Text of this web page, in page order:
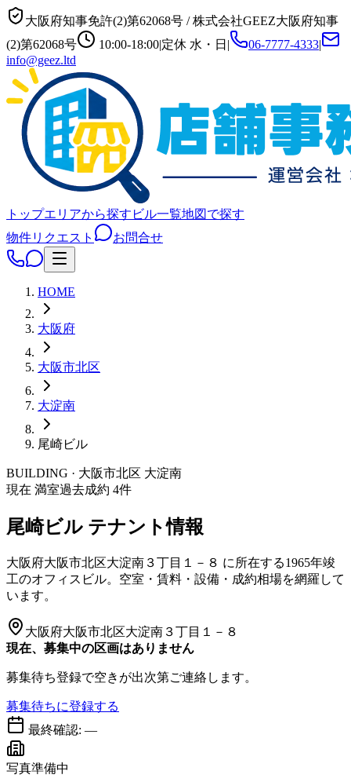
大阪府知事免許(2)第62068号 /株式会社GEEZ大阪府知事
(2)第62068号
10:00-18:00|定休 水・日 | 06-7777-4333|
info@geez.ltd
トップエリアから探す ビル一覧地図で探す
物件リクエスト
お問合せ
HOME
大阪府
大阪市北区
大淀南
尾崎ビル
BUILDING · 大阪市北区 大淀南
現在 満室過去成約 4件
尾崎ビル テナント情報
大阪府大阪市北区大淀南３丁目１－８ に所在する1965年竣
工のオフィスビル。空室・賃料・設備・成約相場を網羅して
います。
大阪府大阪市北区大淀南３丁目１－８
現在、募集中の区画はありません
募集待ち登録で空きが出次第ご連絡します。
募集待ちに登録する
最終確認: —
写真準備中